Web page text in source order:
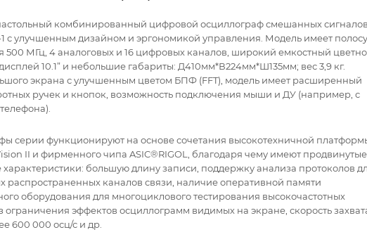
комбинированный цифровой осциллограф смешанных сигналов
с улучшенным дизайном и эргономикой управления. Модель имеет полосу
500 МГц, 4 аналоговых и 16 цифровых каналов, широкий емкостный
дисплей 10.1” и небольшие габариты: Д410мм*В224мм*Ш135мм; вес 3,9 кг.
экрана с улучшенным цветом БПФ (FFT), модель имеет расширенный
ручек и кнопок, возможность подключения мыши и ДУ (например, с
серии функционируют на основе сочетания высокотехничной
II и фирменного чипа ASIC®RIGOL, благодаря чему имеют продвинутые
характеристики: большую длину записи, поддержку анализа протоколов
распространенных каналов связи, наличие оперативной памяти
оборудования для многоциклового тестирования высокочастотных
ограничения эффектов осциллограмм видимых на экране, скорость
600 000 осц/с и др.